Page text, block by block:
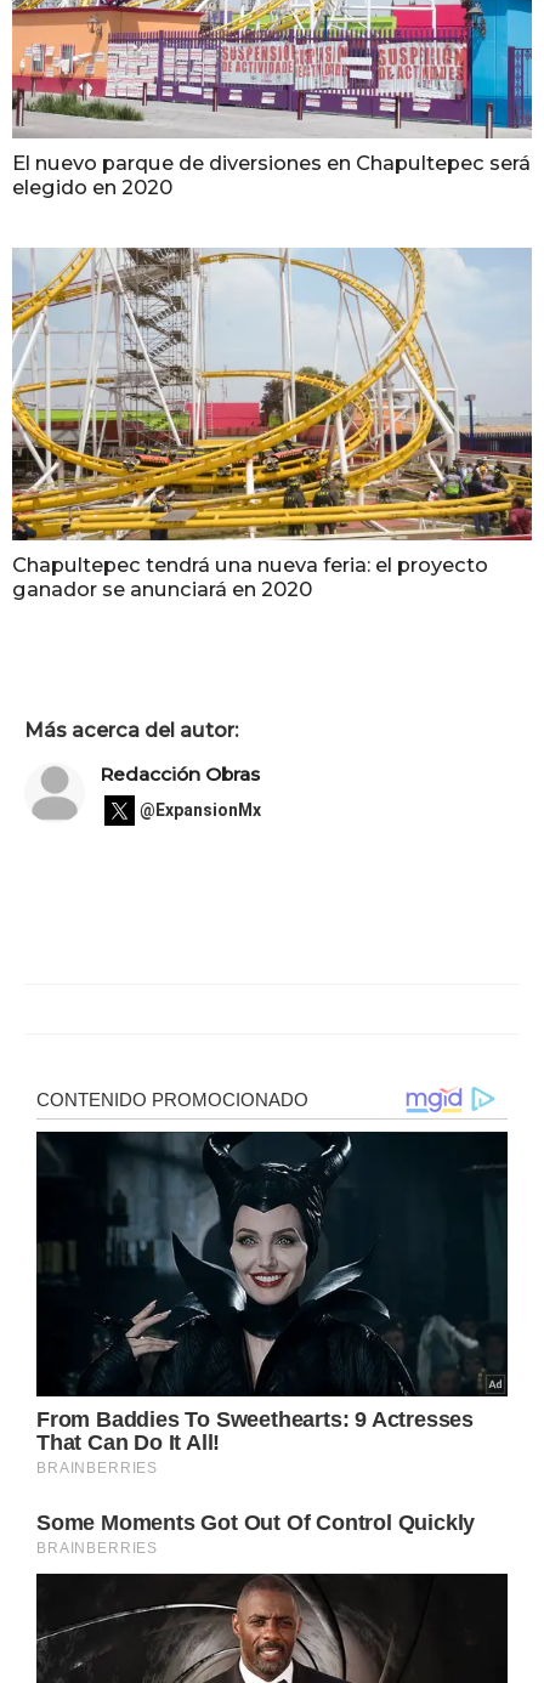
El nuevo parque de diversiones en Chapultepec será
elegido en 2020
Chapultepec tendrá una nueva feria: el proyecto
ganador se anunciará en 2020
Más acerca del autor:
Redacción Obras
@ExpansionMx